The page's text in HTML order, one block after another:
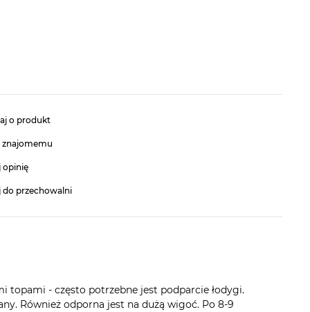
o produkt
znajomemu
opinię
do przechowalni
topami - często potrzebne jest podparcie łodygi.
Również odporna jest na dużą wigoć. Po 8-9